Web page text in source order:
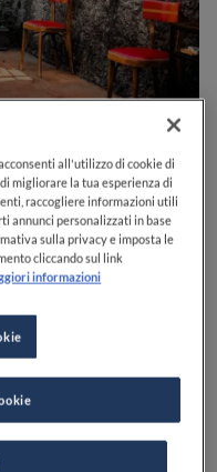
all'utilizzo di cookie di
migliorare la tua esperienza di
raccogliere informazioni utili
annunci personalizzati in base
sulla privacy e imposta le
cliccando sul link
informazioni